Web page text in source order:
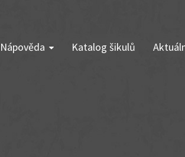
Nápověda Katalog šikulů